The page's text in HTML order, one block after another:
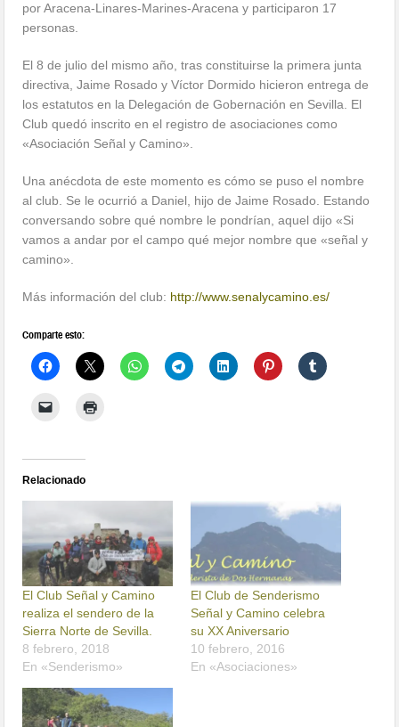
por Aracena-Linares-Marines-Aracena y participaron 17
personas.
El 8 de julio del mismo año, tras constituirse la primera junta
directiva, Jaime Rosado y Víctor Dormido hicieron entrega de
los estatutos en la Delegación de Gobernación en Sevilla. El
Club quedó inscrito en el registro de asociaciones como
«Asociación Señal y Camino».
Una anécdota de este momento es cómo se puso el nombre
al club. Se le ocurrió a Daniel, hijo de Jaime Rosado. Estando
conversando sobre qué nombre le pondrían, aquel dijo «Si
vamos a andar por el campo qué mejor nombre que «señal y
camino».
Más información del club: http://www.senalycamino.es/
Comparte esto:
Relacionado
El Club Señal y Camino
realiza el sendero de la
Sierra Norte de Sevilla.
8 febrero, 2018
En «Senderismo»
El Club de Senderismo
Señal y Camino celebra
su XX Aniversario
10 febrero, 2016
En «Asociaciones»